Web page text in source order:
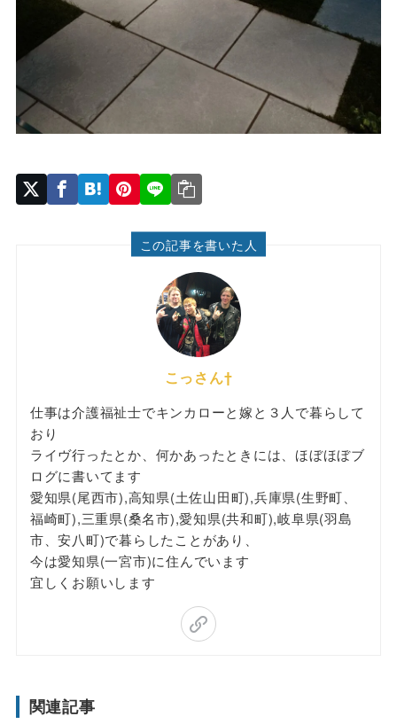
この記事を書いた人
こっさん†
仕事は介護福祉士でキンカローと嫁と３人で暮らして
おり
ライヴ行ったとか、何かあったときには、ほぼほぼブ
ログに書いてます
愛知県(尾西市),高知県(土佐山田町),兵庫県(生野町、
福崎町),三重県(桑名市),愛知県(共和町),岐阜県(羽島
市、安八町)で暮らしたことがあり、
今は愛知県(一宮市)に住んでいます
宜しくお願いします
関連記事